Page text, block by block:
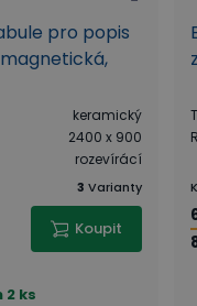
pro popis
keramický
2400 x 900
rozevírácí
3 Varianty
Koupit
2 ks